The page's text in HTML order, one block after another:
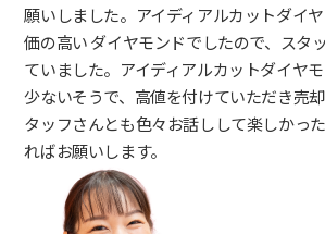
願いしました。アイディアルカットダイ
価の高い ダイヤモンドでしたので、スタ
ていました。アイディアルカットダイヤ
少ないそうで、高値を付けていただき売
タッフさんとも色々お話しして楽しかっ
ればお願いします。